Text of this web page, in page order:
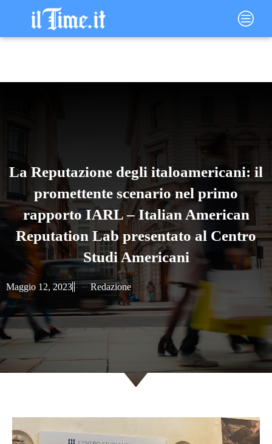
contenuto
Main
Menu
La Reputazione degli italoamericani: il
promettente scenario nel primo
rapporto IARL – Italian American
Reputation Lab presentato al Centro
Studi Americani
Maggio 12, 2023 Redazione